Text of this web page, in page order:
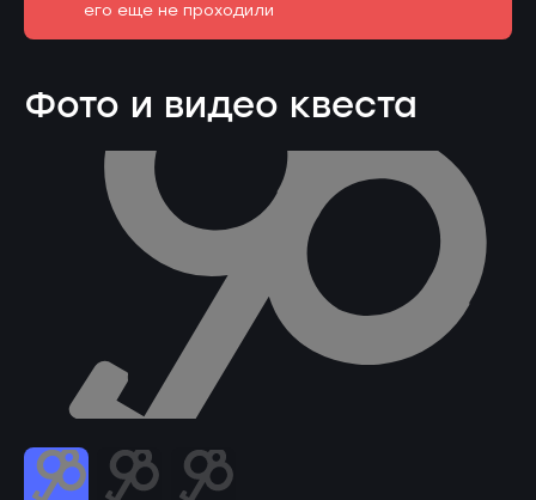
его еще не проходили
Фото и видео квеста